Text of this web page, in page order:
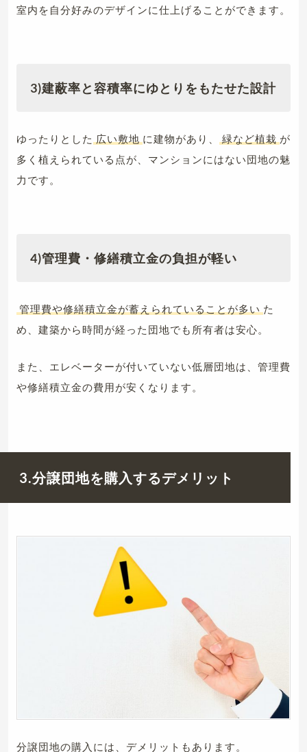
室内を自分好みのデザインに仕上げることができます。
3)建蔽率と容積率にゆとりをもたせた設計
ゆったりとした 広い敷地 に建物があり、 緑など植栽 が
多く植えられている点が、マンションにはない団地の魅
力です。
4)管理費・修繕積立金の負担が軽い
管理費や修繕積立金が蓄えられていることが多い た
め、建築から時間が経った団地でも所有者は安心。
また、エレベーターが付いていない低層団地は、管理費
や修繕積立金の費用が安くなります。
3.分譲団地を購入するデメリット
分譲団地の購入には、デメリットもあります。